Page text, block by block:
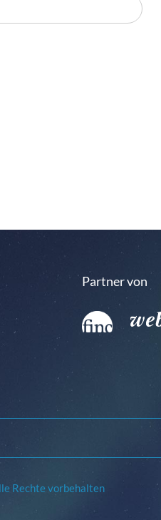
Partner von
Rechte vorbehalten